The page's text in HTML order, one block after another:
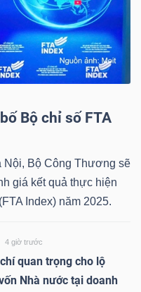
Bộ chỉ số FTA
Nội, Bộ Công Thương sẽ
giá kết quả thực hiện
Index) năm 2025.
4 giờ trước
quan trọng cho lộ
Nhà nước tại doanh